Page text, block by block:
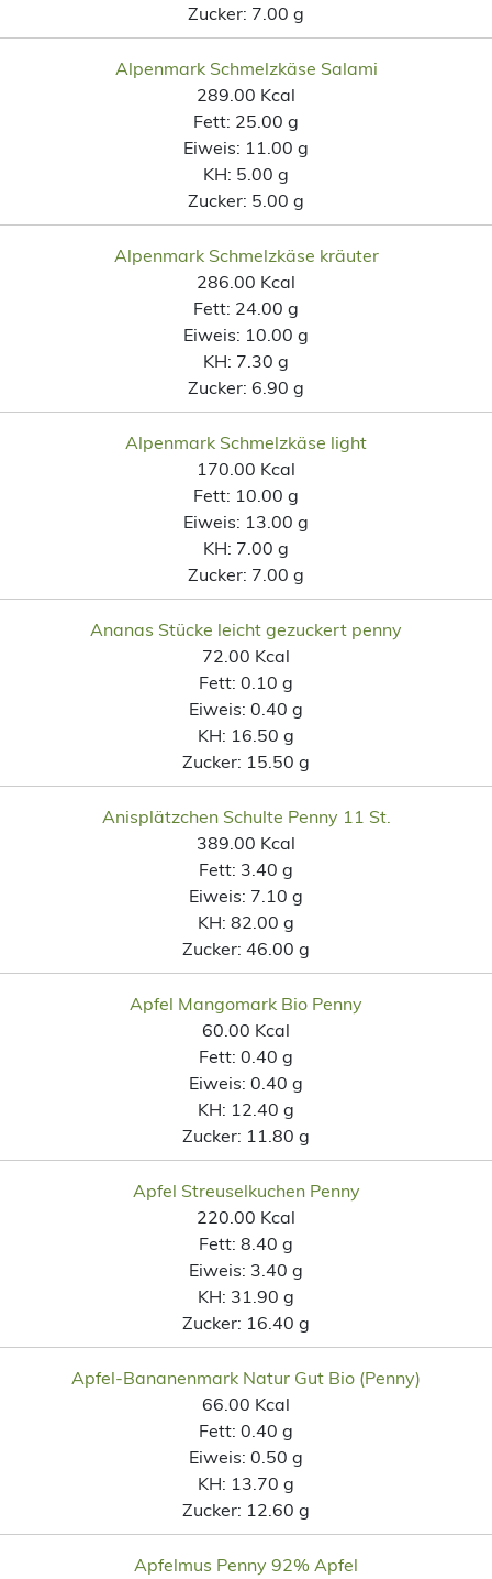
Zucker: 7.00 g
Alpenmark Schmelzkäse Salami
289.00 Kcal
Fett: 25.00 g
Eiweis: 11.00 g
KH: 5.00 g
Zucker: 5.00 g
Alpenmark Schmelzkäse kräuter
286.00 Kcal
Fett: 24.00 g
Eiweis: 10.00 g
KH: 7.30 g
Zucker: 6.90 g
Alpenmark Schmelzkäse light
170.00 Kcal
Fett: 10.00 g
Eiweis: 13.00 g
KH: 7.00 g
Zucker: 7.00 g
Ananas Stücke leicht gezuckert penny
72.00 Kcal
Fett: 0.10 g
Eiweis: 0.40 g
KH: 16.50 g
Zucker: 15.50 g
Anisplätzchen Schulte Penny 11 St.
389.00 Kcal
Fett: 3.40 g
Eiweis: 7.10 g
KH: 82.00 g
Zucker: 46.00 g
Apfel Mangomark Bio Penny
60.00 Kcal
Fett: 0.40 g
Eiweis: 0.40 g
KH: 12.40 g
Zucker: 11.80 g
Apfel Streuselkuchen Penny
220.00 Kcal
Fett: 8.40 g
Eiweis: 3.40 g
KH: 31.90 g
Zucker: 16.40 g
Apfel-Bananenmark Natur Gut Bio (Penny)
66.00 Kcal
Fett: 0.40 g
Eiweis: 0.50 g
KH: 13.70 g
Zucker: 12.60 g
Apfelmus Penny 92% Apfel